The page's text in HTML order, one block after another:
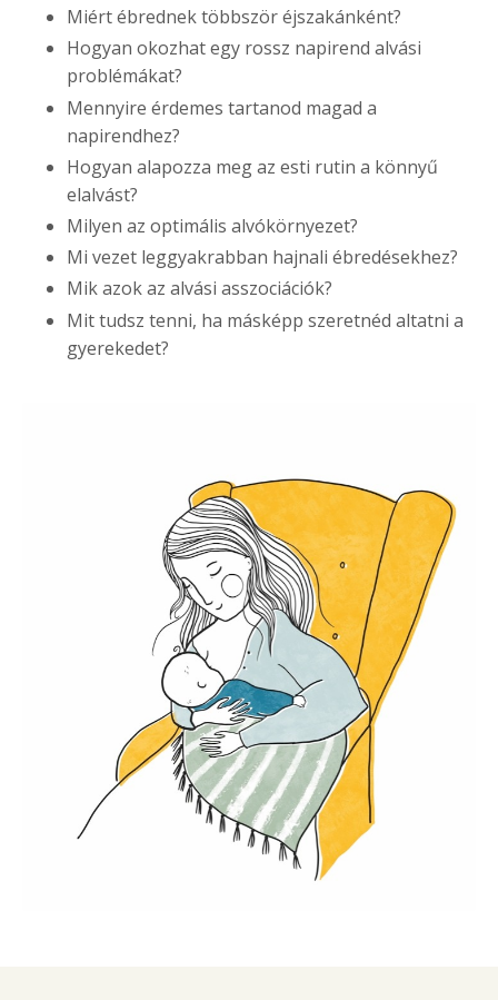
Miért ébrednek többször éjszakánként?
Hogyan okozhat egy rossz napirend alvási
problémákat?
Mennyire érdemes tartanod magad a
napirendhez?
Hogyan alapozza meg az esti rutin a könnyű
elalvást?
Milyen az optimális alvókörnyezet?
Mi vezet leggyakrabban hajnali ébredésekhez?
Mik azok az alvási asszociációk?
Mit tudsz tenni, ha másképp szeretnéd altatni a
gyerekedet?